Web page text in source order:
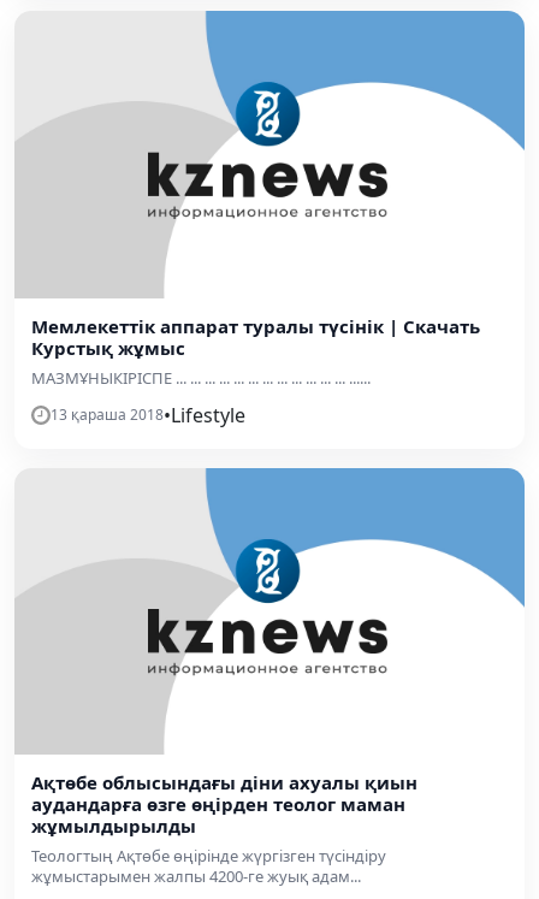
Мемлекеттік аппарат туралы түсінік | Скачать
Курстық жұмыс
МАЗМҰНЫКІРІСПЕ ... ... ... ... ... ... ... ... ... ... ... ... ......
13 қараша 2018•Lifestyle
Ақтөбе облысындағы діни ахуалы қиын
аудандарға өзге өңірден теолог маман
жұмылдырылды
Теологтың Ақтөбе өңірінде жүргізген түсіндіру
жұмыстарымен жалпы 4200-ге жуық адам...